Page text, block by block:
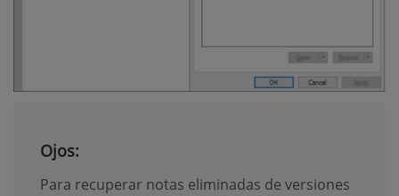
Ojos:
Para recuperar notas eliminadas de versiones